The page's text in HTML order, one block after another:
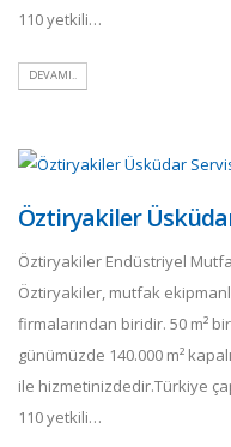
110 yetkili…
DEVAMI..
Öztiryakiler
Öztiryakiler Endüstriyel
Öztiryakiler, mutfak
firmalarından biridir. 50 m²
günümüzde 140.000 m²
ile hizmetinizdedir.Türkiye
110 yetkili…